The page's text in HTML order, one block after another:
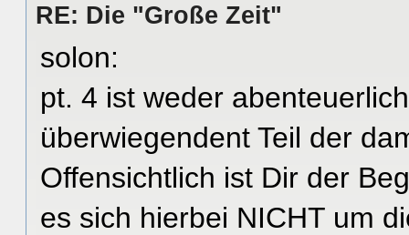
RE: Die "Große Zeit"
solon:
pt. 4 ist weder
überwiegendent Teil der
Offensichtlich ist Dir der
es sich hierbei NICHT um